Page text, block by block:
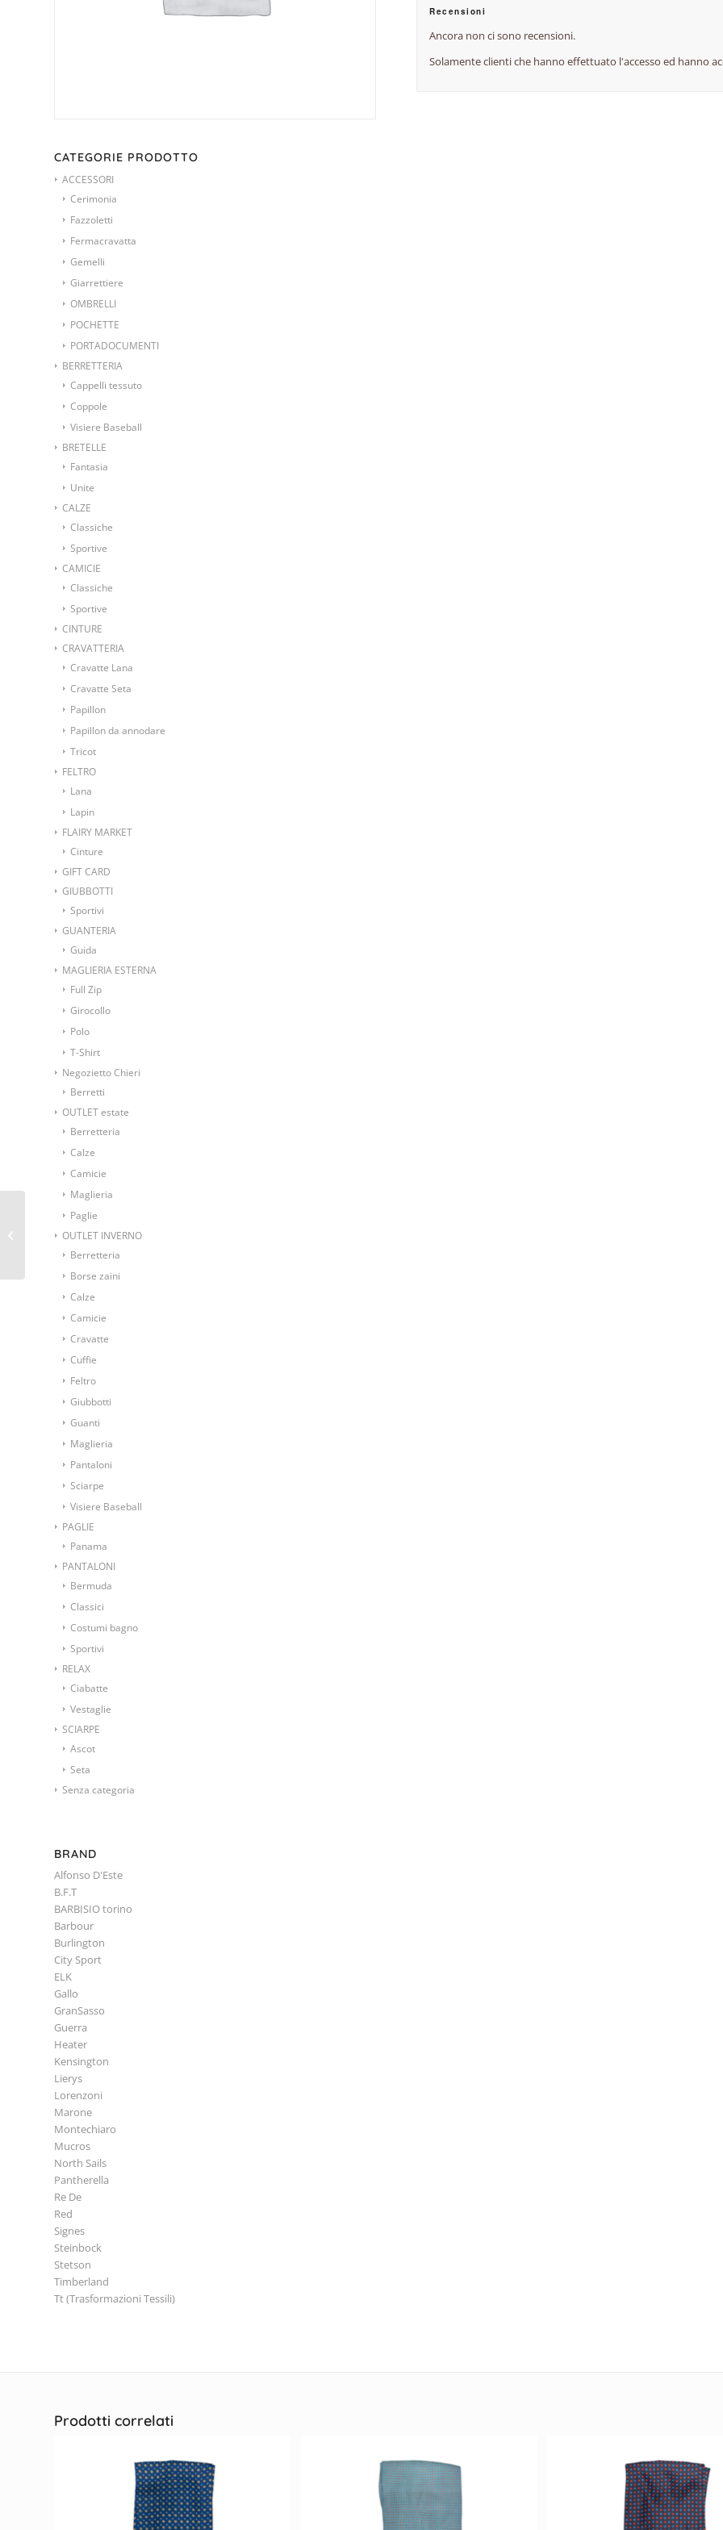
CATEGORIE PRODOTTO
ACCESSORI
Cerimonia
Fazzoletti
Fermacravatta
Gemelli
Giarrettiere
OMBRELLI
POCHETTE
PORTADOCUMENTI
BERRETTERIA
Cappelli tessuto
Coppole
Visiere Baseball
BRETELLE
Fantasia
Unite
CALZE
Classiche
Sportive
CAMICIE
Classiche
Sportive
CINTURE
CRAVATTERIA
Cravatte Lana
Cravatte Seta
Papillon
Papillon da annodare
Tricot
FELTRO
Lana
Lapin
FLAIRY MARKET
Cinture
GIFT CARD
GIUBBOTTI
Sportivi
GUANTERIA
Guida
MAGLIERIA ESTERNA
Full Zip
Girocollo
Polo
T-Shirt
Negozietto Chieri
Berretti
OUTLET estate
Berretteria
Calze
Camicie
Maglieria
Paglie
OUTLET INVERNO
Berretteria
Borse zaini
Calze
Camicie
Cravatte
Cuffie
Feltro
Giubbotti
Guanti
Maglieria
Pantaloni
Sciarpe
Visiere Baseball
PAGLIE
Panama
PANTALONI
Bermuda
Classici
Costumi bagno
Sportivi
RELAX
Ciabatte
Vestaglie
SCIARPE
Ascot
Seta
Senza categoria
BRAND
Alfonso D'Este
B.F.T
BARBISIO torino
Barbour
Burlington
City Sport
ELK
Gallo
GranSasso
Guerra
Heater
Kensington
Lierys
Lorenzoni
Marone
Montechiaro
Mucros
North Sails
Pantherella
Re De
Red
Signes
Steinbock
Stetson
Timberland
Tt (Trasformazioni Tessili)
Recensioni
Ancora non ci sono recensioni.
Solamente clienti che hanno effettuato l'accesso ed hanno
Prodotti correlati
Ascot foulard da collo fondo verde e
marrone